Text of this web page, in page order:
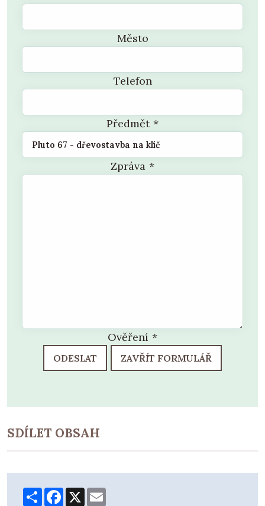
Město
Telefon
Předmět*
Zpráva *
Ověření *
ODESLAT ZAVŘÍT FORMULÁŘ
SDÍLET OBSAH
ShareFacebook
X